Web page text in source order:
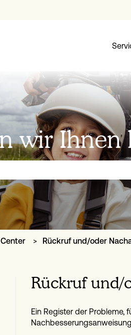
wir Ihnen
leer ist.
Rückruf und/oder
Rückruf und/
Ein Register der Probleme,